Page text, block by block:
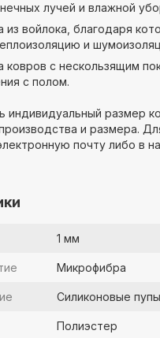
лучей и влажной
из войлока, благодаря
и
ковров с нескользящим
с полом.
индивидуальный размер
и размера.
почту либо в
1 мм
Микрофибра
Силиконовые
Полиэстер